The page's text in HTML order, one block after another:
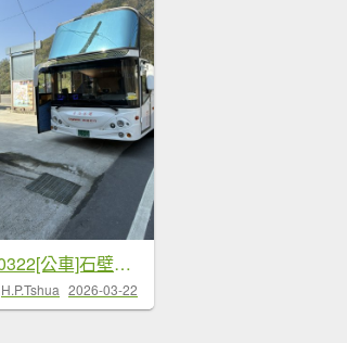
20260322[公車]石壁山&嘉南雲峰
H.P.Tshua 2026-03-22